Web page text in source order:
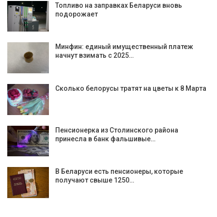
Топливо на заправках Беларуси вновь
подорожает
Минфин: единый имущественный платеж
начнут взимать с 2025…
Сколько белорусы тратят на цветы к 8 Марта
Пенсионерка из Столинского района
принесла в банк фальшивые…
В Беларуси есть пенсионеры, которые
получают свыше 1250…